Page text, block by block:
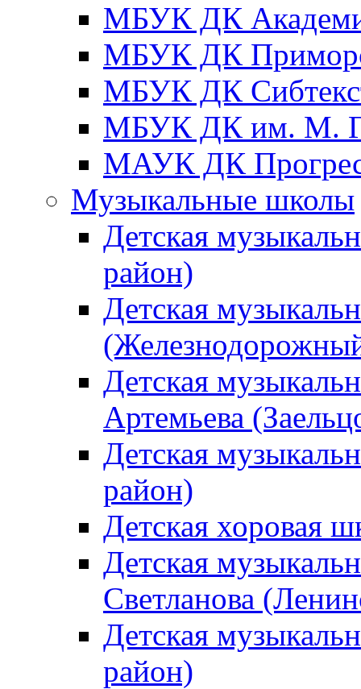
МБУК ДК
МБУК ДК
МБУК ДК
МБУК ДК им. М.
МАУК ДК
Музыкальные школы
Детская
район)
Детская
Детская
Артемьева
Детская
район)
Детская хоровая
Детская
Светланова
Детская
район)